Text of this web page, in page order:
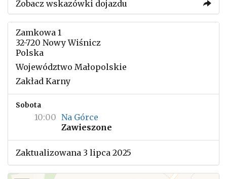
Zobacz wskazówki dojazdu
Zamkowa 1
32-720 Nowy Wiśnicz
Polska
Województwo Małopolskie
Zakład Karny
Sobota
10:00 Na Górce
Zawieszone
Zaktualizowana 3 lipca 2025